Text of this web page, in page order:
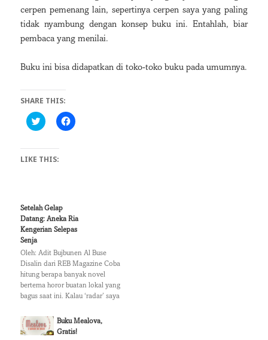
cerpen pemenang lain, sepertinya cerpen saya yang paling
tidak nyambung dengan konsep buku ini. Entahlah, biar
pembaca yang menilai.
Buku ini bisa didapatkan di toko-toko buku pada umumnya.
SHARE THIS:
C
l
k
t
e
n
T
t
e
r
(
p
s
i
n
C
l
n
F
e
b
o
o
k
O
n
s
LIKE THIS:
Setelah Gelap
Datang: Aneka Ria
Kengerian Selepas
Senja
Oleh: Adit Bujbunen Al Buse
Disalin dari REB Magazine Coba
hitung berapa banyak novel
bertema horor buatan lokal yang
bagus saat ini. Kalau ‘radar’ saya
hanya bisa menangkap di
kisaran karya-karya Abdullah
Buku Mealova,
Gratis!